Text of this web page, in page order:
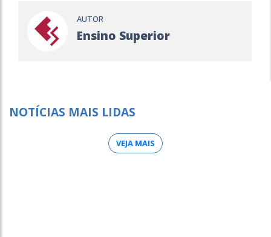
AUTOR
Ensino Superior
NOTÍCIAS MAIS LIDAS
VEJA MAIS